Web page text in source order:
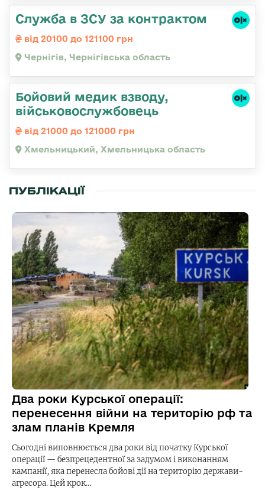
Служба в ЗСУ за контрактом
від 20100 до 121100 грн
Чернігів, Чернігівська область
Бойовий медик взводу,
військовослужбовець
від 21000 до 121000 грн
Хмельницький, Хмельницька область
ПУБЛІКАЦІЇ
Два роки Курської операції:
перенесення війни на територію рф та
злам планів Кремля
Сьогодні виповнюється два роки від початку Курської
операції — безпрецедентної за задумом і виконанням
кампанії, яка перенесла бойові дії на територію держави-
агресора. Цей крок…